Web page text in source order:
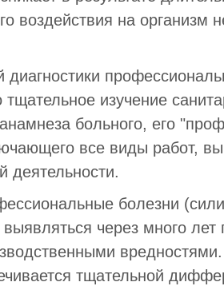
воздействия на организм
изучение
больного, его
все виды работ,
деятельности.
болезни
выявляться через много
тщательной